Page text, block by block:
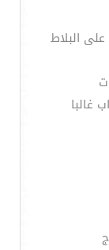
البلاط
غالبا